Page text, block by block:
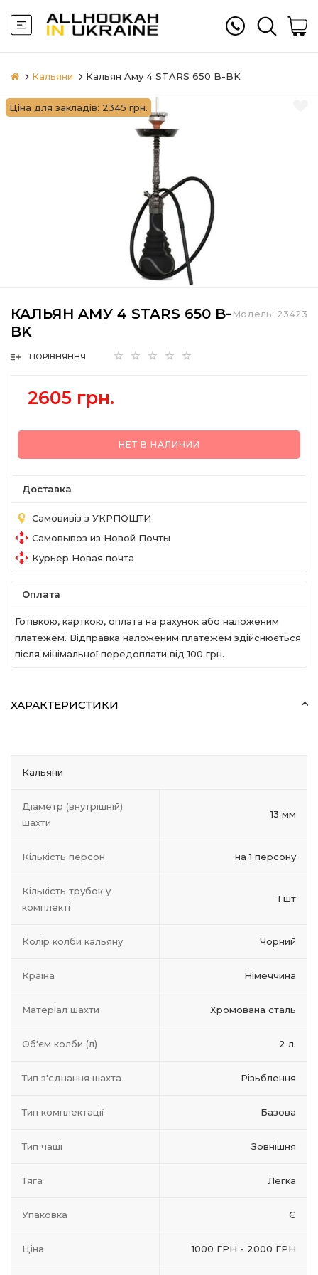
Кальяни Кальян Aму 4 STARS 650 B-BK
Ціна для закладів: 2345 грн.
Модель: 23423
КАЛЬЯН AМУ 4 STARS 650 B-
BK
ПОРІВНЯННЯ
2605 грн.
НЕТ В НАЛИЧИИ
Доставка
Самовивіз з УКРПОШТИ
Самовывоз из Новой Почты
Курьер Новая почта
Оплата
Готівкою, карткою, оплата на рахунок або наложеним
платежем. Відправка наложеним платежем здійснюється
після мінімальної передоплати вiд 100 грн.
ХАРАКТЕРИСТИКИ
Кальяни
Діаметр (внутрішній)
шахти
13 мм
Кількість персон на 1 персону
Кількість трубок у
комплекті
1 шт
Колір колби кальяну Чорний
Країна Німеччина
Матеріал шахти Хромована сталь
Об'єм колби (л) 2 л.
Тип з'єднання шахта Різьблення
Тип комплектації Базова
Тип чаші Зовнішня
Тяга Легка
Упаковка Є
Ціна 1000 ГРН - 2000 ГРН